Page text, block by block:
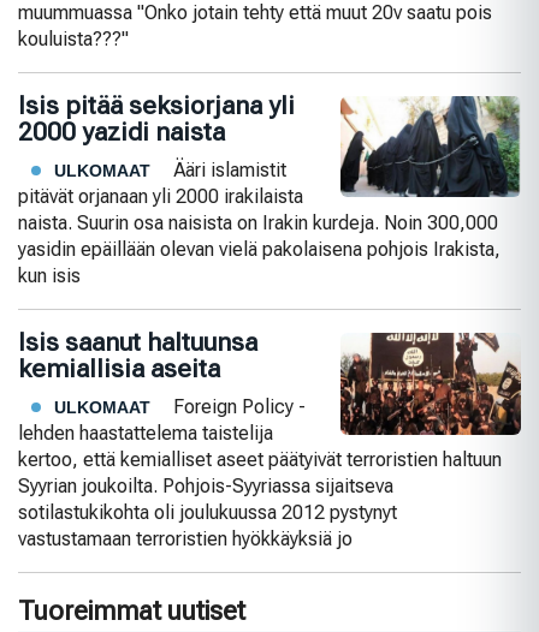
muummuassa "Onko jotain tehty että muut 20v saatu pois
kouluista???"
Isis pitää seksiorjana yli
2000 yazidi naista
ULKOMAAT
Ääri islamistit
pitävät orjanaan yli 2000 irakilaista
naista. Suurin osa naisista on Irakin kurdeja. Noin 300,000
yasidin epäillään olevan vielä pakolaisena pohjois Irakista,
kun isis
Isis saanut haltuunsa
kemiallisia aseita
ULKOMAAT
Foreign Policy -
lehden haastattelema taistelija
kertoo, että kemialliset aseet päätyivät terroristien haltuun
Syyrian joukoilta. Pohjois-Syyriassa sijaitseva
sotilastukikohta oli joulukuussa 2012 pystynyt
vastustamaan terroristien hyökkäyksiä jo
Tuoreimmat uutiset